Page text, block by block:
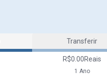
Transferir
R$0.00Reais
1 Ano